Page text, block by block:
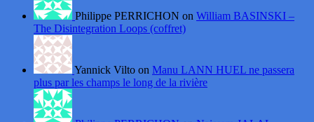
Philippe PERRICHON on William BASINSKI –
The Disintegration Loops (coffret)
Yannick Vilto on Manu LANN HUEL ne passera
plus par les champs le long de la rivière